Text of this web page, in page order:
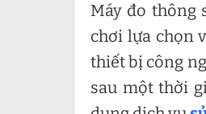
Máy đo thông
chơi lựa chọn
thiết bị công
sau một thời